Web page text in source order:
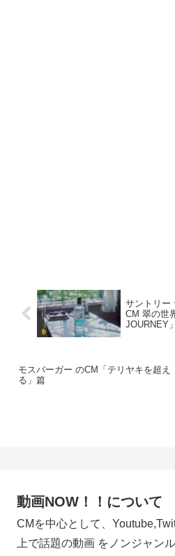
サントリー
CM 翠の世界観没入映像 「KAWASEMI
JOURNEY
モスバーガー のCM「テリヤキを超え
る」篇
動画NOW！！について
CMを中心として、
上で話題の動画 をノンジャン